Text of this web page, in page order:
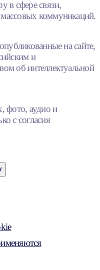
в сфере связи,
коммуникаций.
на сайте,
и
об интеллектуальной
фото, аудио и
с согласия